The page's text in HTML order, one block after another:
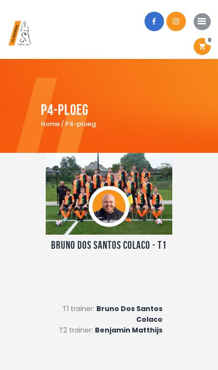
0
P4-ploeg
Home P4-ploeg
Home
Onze club
Eerste ploegen
Jeugdteams
Webshop
Activiteiten
Inschrijven?
Locaties
Nuttige info
Contact
Bruno Dos Santos Colaco - T1
T1 trainer: Bruno Dos Santos
Colaco
T2 trainer: Benjamin Matthijs